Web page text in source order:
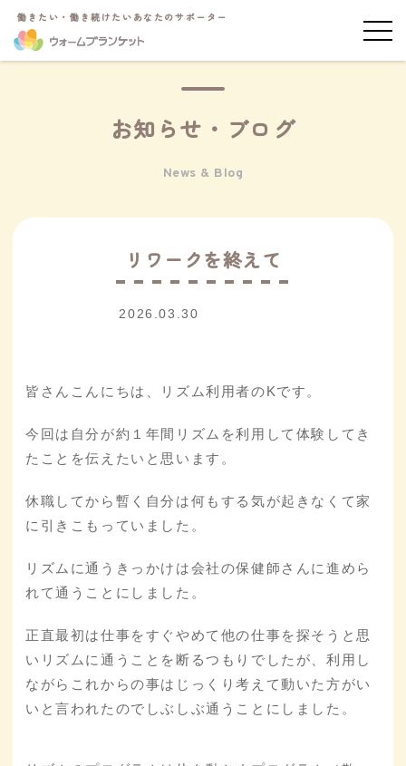
働きたい・働き続けたいあなたのサポーター
お知らせ・ブログ
News & Blog
リワークを終えて
2026.03.30
皆さんこんにちは、リズム利用者のKです。
今回は自分が約１年間リズムを利用して体験してき
たことを伝えたいと思います。
休職してから暫く自分は何もする気が起きなくて家
に引きこもっていました。
リズムに通うきっかけは会社の保健師さんに進めら
れて通うことにしました。
正直最初は仕事をすぐやめて他の仕事を探そうと思
いリズムに通うことを断るつもりでしたが、利用し
ながらこれからの事はじっくり考えて動いた方がい
いと言われたのでしぶしぶ通うことにしました。